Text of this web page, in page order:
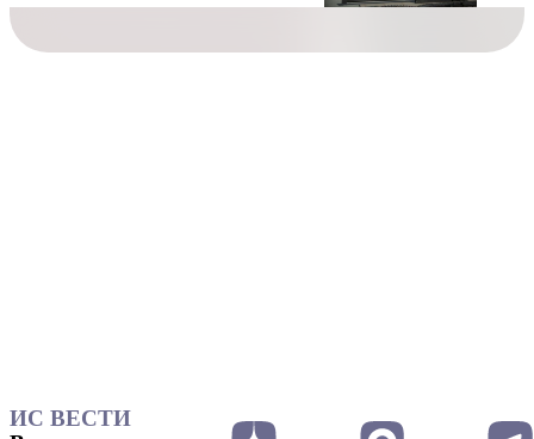
ИС ВЕСТИ